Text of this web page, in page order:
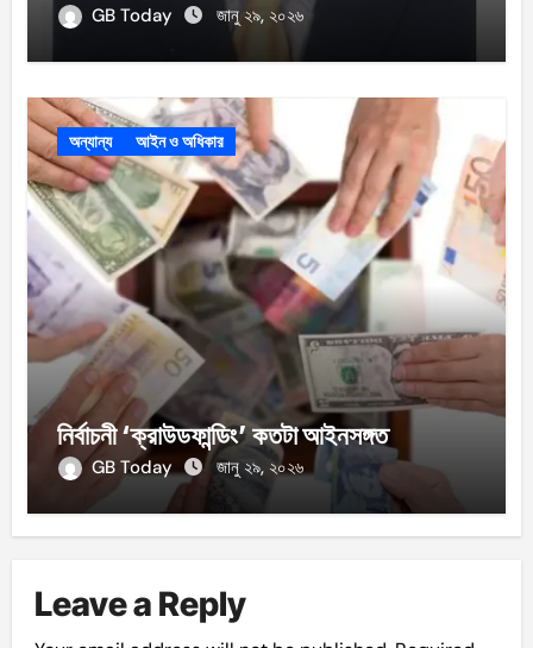
GB Today জানু ২৯, ২০২৬
অন্যান্য আইন ও অধিকার
নির্বাচনী ‘ক্রাউডফান্ডিং’ কতটা আইনসঙ্গত
GB Today জানু ২৯, ২০২৬
Leave a Reply